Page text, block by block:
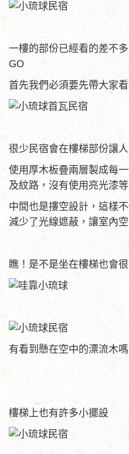
一樓的部份已經看的差不
GO
首先我們必須要先帶大家
很少民宿會在樓梯部份讓
使用厚木板疊兩層製成每
及紋路，沒有使用亮光漆
中間也是摟空設計，這樣
減少了光線遮蔽，讓室內空
瞧！是不是坐在樓梯也會
有看到懸在空中的漂流木
樓梯上也有許多小擺設